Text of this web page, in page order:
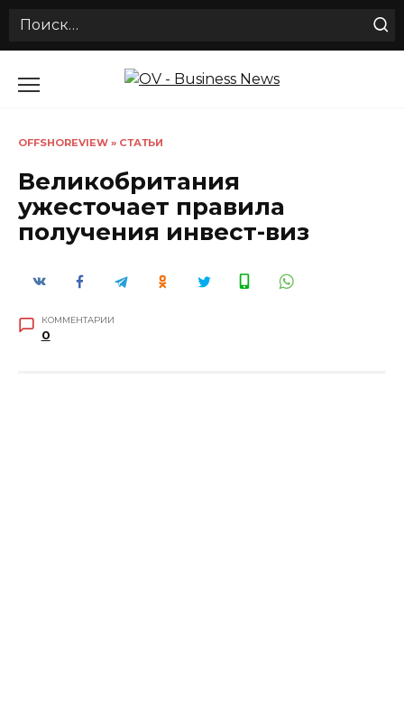
Search
OFFSHOREVIEW » СТАТЬИ
Великобритания
ужесточает правила
получения инвест-виз
КОММЕНТАРИИ
0